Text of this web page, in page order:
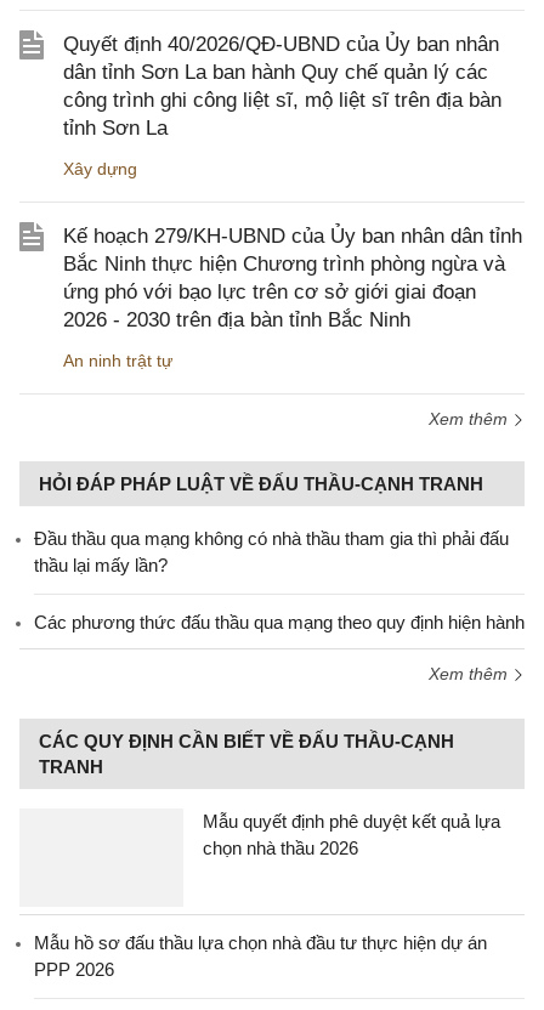
Quyết định 40/2026/QĐ-UBND của Ủy ban nhân
dân tỉnh Sơn La ban hành Quy chế quản lý các
công trình ghi công liệt sĩ, mộ liệt sĩ trên địa bàn
tỉnh Sơn La
Xây dựng
Kế hoạch 279/KH-UBND của Ủy ban nhân dân tỉnh
Bắc Ninh thực hiện Chương trình phòng ngừa và
ứng phó với bạo lực trên cơ sở giới giai đoạn
2026 - 2030 trên địa bàn tỉnh Bắc Ninh
An ninh trật tự
Xem thêm
HỎI ĐÁP PHÁP LUẬT VỀ ĐẤU THẦU-CẠNH TRANH
Đầu thầu qua mạng không có nhà thầu tham gia thì phải đấu
thầu lại mấy lần?
Các phương thức đấu thầu qua mạng theo quy định hiện hành
Xem thêm
CÁC QUY ĐỊNH CẦN BIẾT VỀ ĐẤU THẦU-CẠNH
TRANH
Mẫu quyết định phê duyệt kết quả lựa
chọn nhà thầu 2026
Mẫu hồ sơ đấu thầu lựa chọn nhà đầu tư thực hiện dự án
PPP 2026